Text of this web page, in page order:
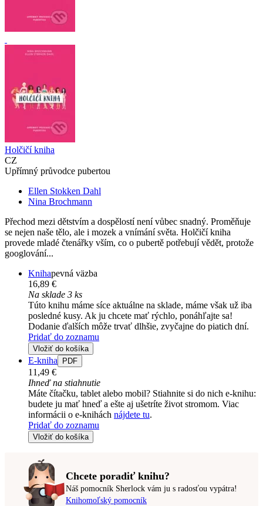
Holčičí kniha
CZ
Upřímný průvodce pubertou
Ellen Stokken Dahl
Nina Brochmann
Přechod mezi dětstvím a dospělostí není vůbec snadný. Proměňuje
se nejen naše tělo, ale i mozek a vnímání světa. Holčičí kniha
provede mladé čtenářky vším, co o pubertě potřebují vědět, protože
googlování...
Knihapevná väzba
16,89 €
Na sklade 3 ks
Túto knihu máme síce aktuálne na sklade, máme však už iba
posledné kusy. Ak ju chcete mať rýchlo, ponáhľajte sa!
Dodanie ďalších môže trvať dlhšie, zvyčajne do piatich dní.
Pridať do zoznamu
Vložiť do košíka
E-kniha PDF
11,49 €
Ihneď na stiahnutie
Máte čítačku, tablet alebo mobil? Stiahnite si do nich e-knihu:
budete ju mať hneď a ešte aj ušetríte život stromom. Viac
informácii o e-knihách nájdete tu.
Pridať do zoznamu
Vložiť do košíka
Chcete poradiť knihu?
Náš pomocník Sherlock vám ju s radosťou vypátra!
Knihomoľský pomocník